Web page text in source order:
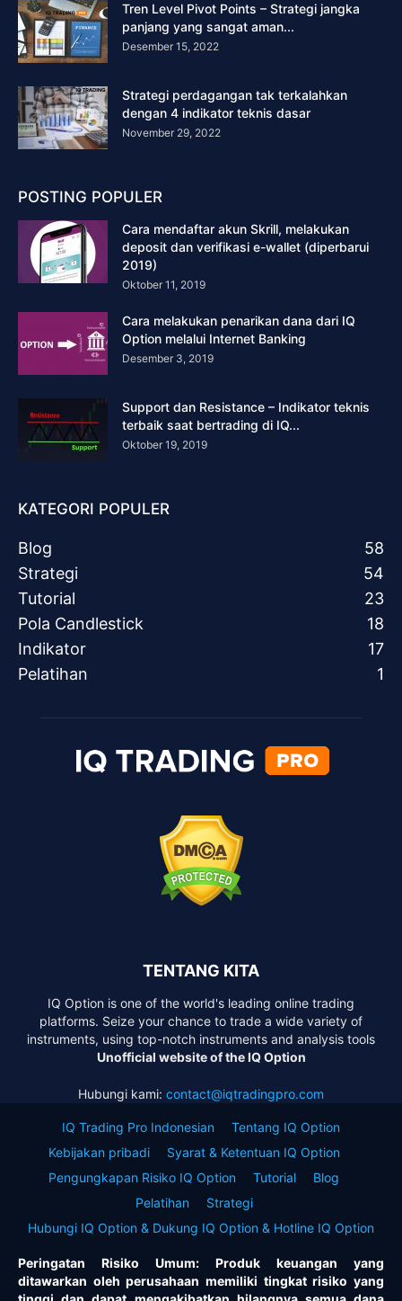
Tren Level Pivot Points – Strategi jangka
panjang yang sangat aman...
Desember 15, 2022
Strategi perdagangan tak terkalahkan
dengan 4 indikator teknis dasar
November 29, 2022
POSTING POPULER
Cara mendaftar akun Skrill, melakukan
deposit dan verifikasi e-wallet (diperbarui
2019)
Oktober 11, 2019
Cara melakukan penarikan dana dari IQ
Option melalui Internet Banking
Desember 3, 2019
Support dan Resistance – Indikator teknis
terbaik saat bertrading di IQ...
Oktober 19, 2019
KATEGORI POPULER
Blog
58
Strategi
54
Tutorial
23
Pola Candlestick
18
Indikator
17
Pelatihan
1
TENTANG KITA
IQ Option is one of the world's leading online trading
platforms. Seize your chance to trade a wide variety of
instruments, using top-notch instruments and analysis tools
Unofficial website of the IQ Option
Hubungi kami: contact@iqtradingpro.com
IQ Trading Pro Indonesian
Tentang IQ Option
Kebijakan pribadi
Syarat & Ketentuan IQ Option
Pengungkapan Risiko IQ Option
Tutorial
Blog
Pelatihan
Strategi
Hubungi IQ Option & Dukung IQ Option & Hotline IQ Option
Peringatan Risiko Umum: Produk keuangan yang
ditawarkan oleh perusahaan memiliki tingkat risiko yang